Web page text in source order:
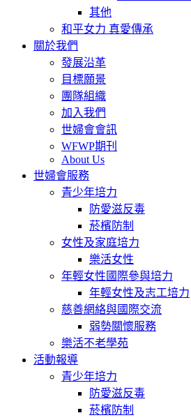
其他
和平女力 真愛傳承
關於我們
發展沿革
目標願景
團隊組織
加入我們
世婦會會訊
WFWP期刊
About Us
世婦會服務
青少年培力
防愛滋反毒
菸檳防制
女性及家庭培力
樂活女性
年輕女性國際參與培力
年輕女性及志工培力
慈善網絡與國際交流
弱勢關懷服務
樂活不老學苑
活動報導
青少年培力
防愛滋反毒
菸檳防制